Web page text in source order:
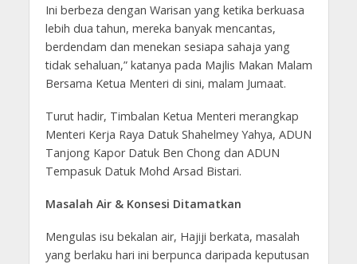
Ini berbeza dengan Warisan yang ketika berkuasa
lebih dua tahun, mereka banyak mencantas,
berdendam dan menekan sesiapa sahaja yang
tidak sehaluan,” katanya pada Majlis Makan Malam
Bersama Ketua Menteri di sini, malam Jumaat.
Turut hadir, Timbalan Ketua Menteri merangkap
Menteri Kerja Raya Datuk Shahelmey Yahya, ADUN
Tanjong Kapor Datuk Ben Chong dan ADUN
Tempasuk Datuk Mohd Arsad Bistari.
Masalah Air & Konsesi Ditamatkan
Mengulas isu bekalan air, Hajiji berkata, masalah
yang berlaku hari ini berpunca daripada keputusan